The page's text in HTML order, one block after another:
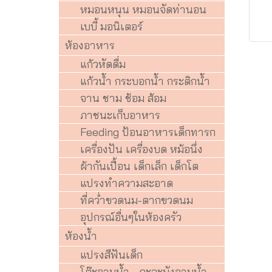
หมอนหนุน หมอนจัดท่านอน
เบบี้ มอนิเตอร์
ห้องอาหาร
แก้วหัดดื่ม
แก้วน้ำ กระบอกน้ำ กระติกน้ำ
จาน ชาม ช้อม ส้อม
ภาชนะเก็บอาหาร
Feeding ป้อนอาหารเด็กทารก
เครื่องปัน เครื่องบด หม้อนึ่ง
ผ้ากันเปื้อน เด็กเล็ก เด็กโต
แปรงทำความสะอาด
ที่คว่ำขวดนม-ตากขวดนม
อุปกรณ์อื่นๆในห้องครัว
ห้องน้ำ
แปรงสีฟันเด็ก